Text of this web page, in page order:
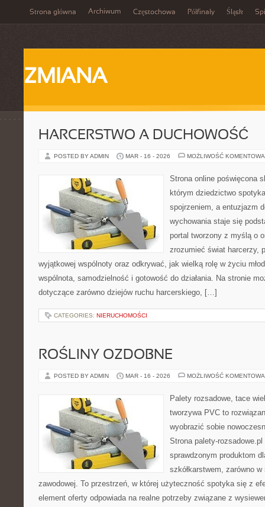
Strona główna Archiwum Częstochowa Półfinały Śląsk
ZMIANA
HARCERSTWO A DUCHOWOŚĆ
POSTED BY ADMIN MAR - 16 - 2026 MOŻLIWOŚĆ
Strona online poświęcona
którym dziedzictwo
spojrzeniem, a entuzjazm
wychowania staje się
portal tworzony z myślą o
zrozumieć świat harcerzy,
wyjątkowej wspólnoty oraz odkrywać, jak wielką rolę w życiu
wspólnota, samodzielność i gotowość do działania. Na stronie
dotyczące zarówno dziejów ruchu harcerskiego, […]
CATEGORIES: NIERUCHOMOŚCI
ROŚLINY OZDOBNE
POSTED BY ADMIN MAR - 16 - 2026 MOŻLIWOŚĆ
Palety rozsadowe, tace
tworzywa PVC to
wyobrazić sobie
Strona palety-
sprawdzonym produktom
szkółkarstwem, zarówno
zawodowej. To przestrzeń, w której użyteczność spotyka się z
element oferty odpowiada na realne potrzeby związane z